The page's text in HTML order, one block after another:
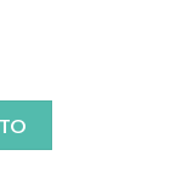
cantidad